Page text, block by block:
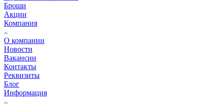
Броши
Акции
Компания
О компании
Новости
Вакансии
Контакты
Реквизиты
Блог
Информация